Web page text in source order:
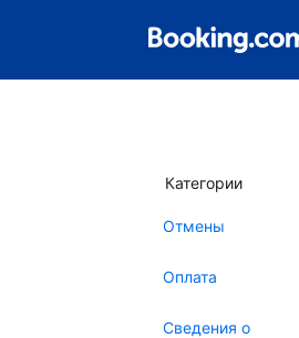
Категории
Отмены
Оплата
Сведения о